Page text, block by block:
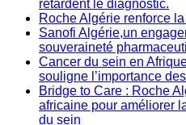
retardent le diagnostic.
Roche Algérie renforce
Sanofi Algérie,un
souveraineté
Cancer du sein en
souligne l’importance
Bridge to Care : Roche
africaine pour améliorer
du sein